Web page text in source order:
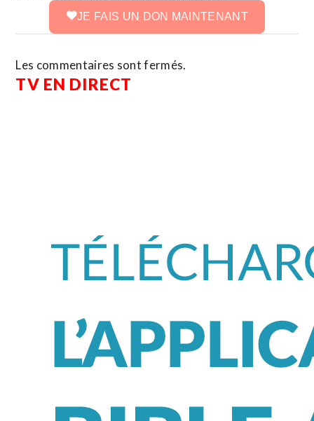
JE FAIS UN DON MAINTENANT
Les commentaires sont fermés.
TV EN DIRECT